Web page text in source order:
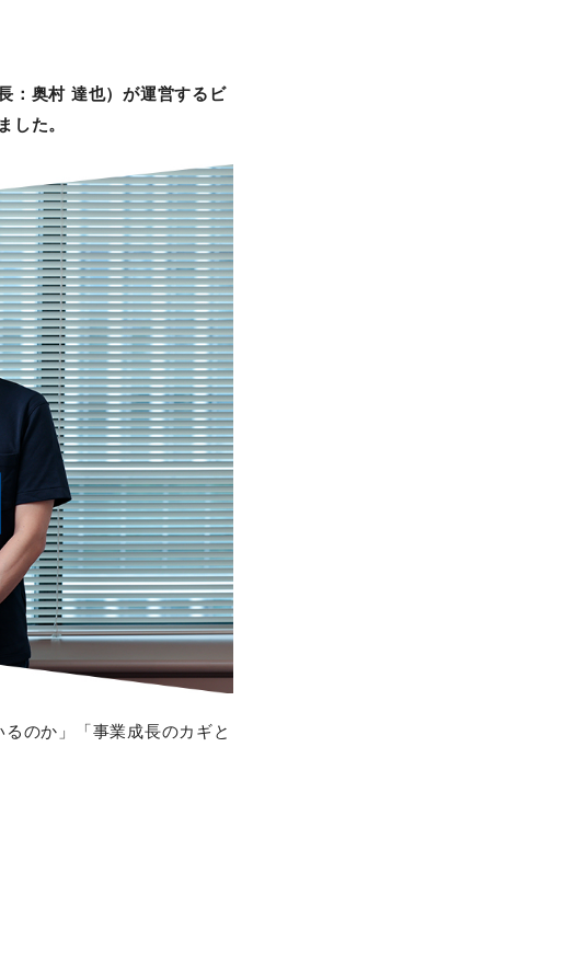
：奥村 達也）が運営するビ
した。
のか」「事業成長のカギと